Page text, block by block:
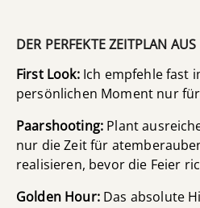
DER PERFEKTE ZEITPLAN
First Look:Ich empfehle fast
persönlichen Moment nur
Paarshooting: Plant
nur die Zeit für
realisieren, bevor die Feier
Golden Hour:Das absolute